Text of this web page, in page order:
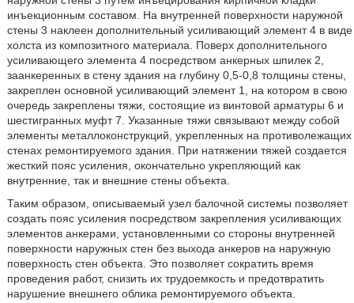
инъекционным составом. На внутренней поверхности наружной
стены 3 наклеен дополнительный усиливающий элемент 4 в виде
холста из композитного материала. Поверх дополнительного
усиливающего элемента 4 посредством анкерных шпилек 2,
заанкеренных в стену здания на глубину 0,5-0,8 толщины стены,
закреплен основной усиливающий элемент 1, на котором в свою
очередь закреплены тяжи, состоящие из винтовой арматуры 6 и
шестигранных муфт 7. Указанные тяжи связывают между собой
элементы металлоконструкций, укрепленных на противолежащих
стенах ремонтируемого здания. При натяжении тяжей создается
жесткий пояс усиления, окончательно укрепляющий как
внутренние, так и внешние стены объекта.
Таким образом, описываемый узел балочной системы позволяет
создать пояс усиления посредством закрепления усиливающих
элементов анкерами, установленными со стороны внутренней
поверхности наружных стен без выхода анкеров на наружную
поверхность стен объекта. Это позволяет сократить время
проведения работ, снизить их трудоемкость и предотвратить
нарушение внешнего облика ремонтируемого объекта.